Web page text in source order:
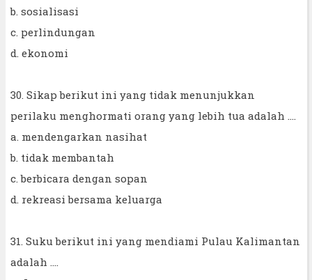
b. sosialisasi
c. perlindungan
d. ekonomi
30. Sikap berikut ini yang tidak menunjukkan
perilaku menghormati orang yang lebih tua adalah ….
a. mendengarkan nasihat
b. tidak membantah
c. berbicara dengan sopan
d. rekreasi bersama keluarga
31. Suku berikut ini yang mendiami Pulau Kalimantan
adalah ....